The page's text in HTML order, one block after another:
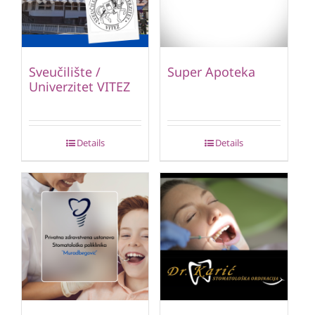
Sveučilište /
Univerzitet VITEZ
Details
Super Apoteka
Details